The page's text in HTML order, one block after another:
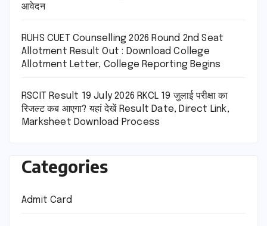
आवेदन
RUHS CUET Counselling 2026 Round 2nd Seat
Allotment Result Out : Download College
Allotment Letter, College Reporting Begins
RSCIT Result 19 July 2026 RKCL 19 जुलाई परीक्षा का
रिजल्ट कब आएगा? यहां देखें Result Date, Direct Link,
Marksheet Download Process
Categories
Admit Card